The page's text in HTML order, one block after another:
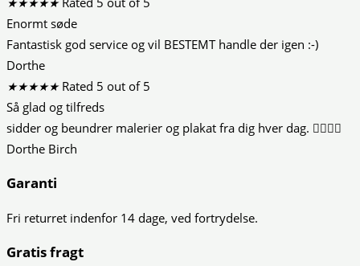
Enormt søde
Fantastisk god service og vil BESTEMT handle der igen :-)
Dorthe
★★★★★ Rated 5 out of 5
Så glad og tilfreds
sidder og beundrer malerier og plakat fra dig hver dag. 👍🏻😍😍
Dorthe Birch
Garanti
Fri returret indenfor 14 dage, ved fortrydelse.
Gratis fragt